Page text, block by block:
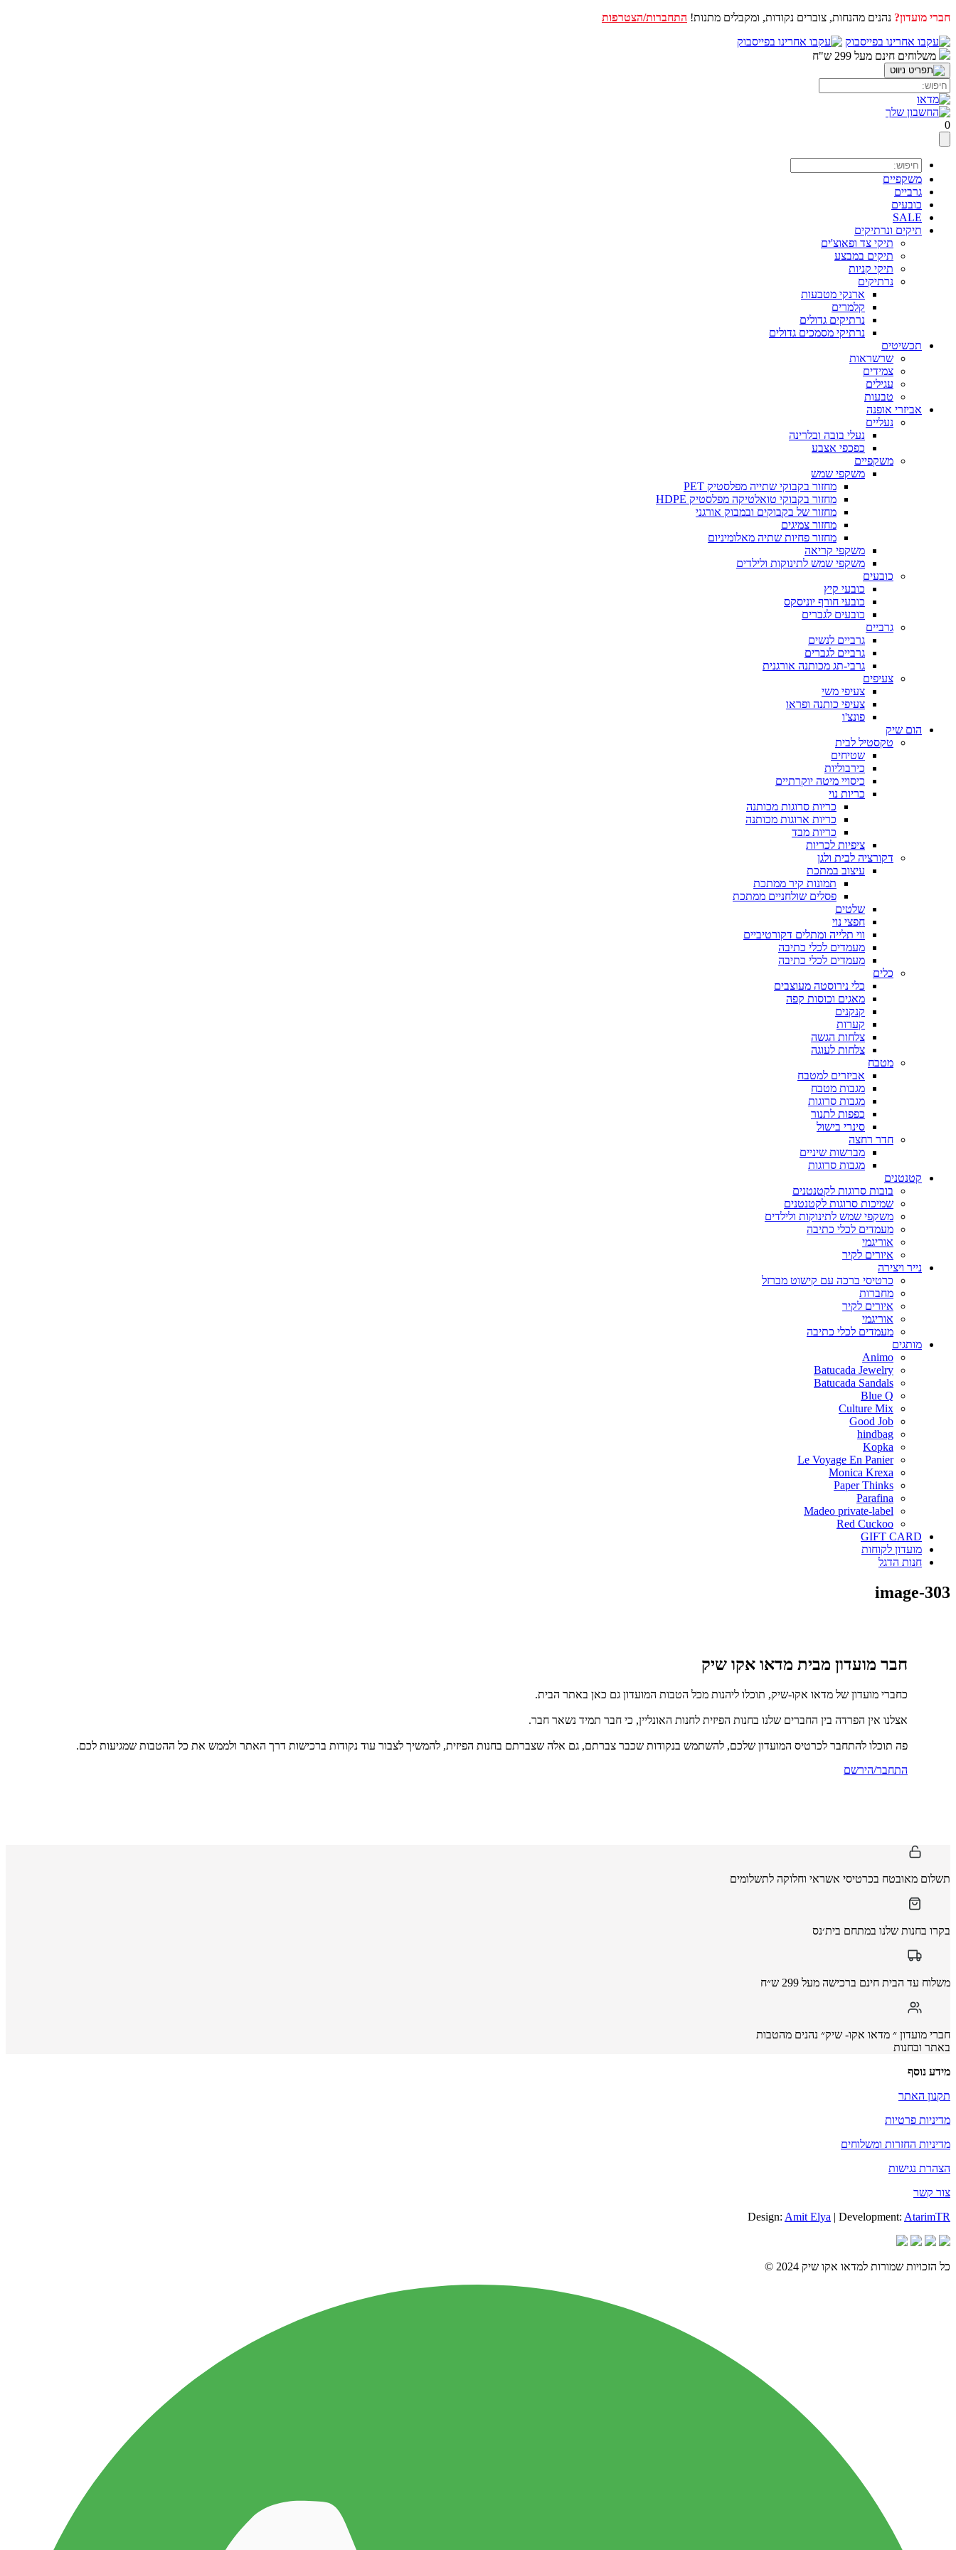
חברי מועדון? נהנים מהנחות, צוברים נקודות, ומקבלים מתנות! התחברות/הצטרפות
דלג
לתוכןמשלוחים חינם מעל 299 ש"ח
0
משקפיים
גרביים
כובעים
SALE
תיקים ונרתיקים
תיקי צד ופאוצ'ים
תיקים במבצע
תיקי קניות
נרתיקים
ארנקי מטבעות
קלמרים
נרתיקים גדולים
נרתיקי מסמכים גדולים
תכשיטים
שרשראות
צמידים
עגילים
טבעות
אביזרי אופנה
נעליים
נעלי בובה ובלרינה
כפכפי אצבע
משקפיים
משקפי שמש
מחזור בקבוקי שתייה מפלסטיק PET
מחזור בקבוקי טואלטיקה מפלסטיק HDPE
מחזור של בקבוקים ובמבוק אורגני
מחזור צמיגים
מחזור פחיות שתיה מאלומיניום
משקפי קריאה
משקפי שמש לתינוקות ולילדים
כובעים
כובעי קיץ
כובעי חורף יוניסקס
כובעים לגברים
גרביים
גרביים לנשים
גרביים לגברים
גרבי-תג מכותנה אורגנית
צעיפים
צעיפי משי
צעיפי כותנה ופראו
פונצ'ו
הום שיק
טקסטיל לבית
שטיחים
כירבוליות
כיסויי מיטה יוקרתיים
כריות נוי
כריות סרוגות מכותנה
כריות ארוגות מכותנה
כריות מבד
ציפיות לכריות
דקורציה לבית ולגן
עיצוב במתכת
תמונות קיר ממתכת
פסלים שולחניים ממתכת
שלטים
חפצי נוי
ווי תלייה ומתלים דקורטיביים
מעמדים לכלי כתיבה
מעמדים לכלי כתיבה
כלים
כלי נירוסטה מעוצבים
מאגים וכוסות קפה
קנקנים
קערות
צלחות הגשה
צלחות לעוגה
מטבח
אביזרים למטבח
מגבות מטבח
מגבות סרוגות
כפפות לתנור
סינרי בישול
חדר רחצה
מברשות שיניים
מגבות סרוגות
קטנטנים
בובות סרוגות לקטנטנים
שמיכות סרוגות לקטנטנים
משקפי שמש לתינוקות ולילדים
מעמדים לכלי כתיבה
אוריגמי
איורים לקיר
נייר ויצירה
כרטיסי ברכה עם קישוט מברזל
מחברות
איורים לקיר
אוריגמי
מעמדים לכלי כתיבה
מותגים
Animo
Batucada Jewelry
Batucada Sandals
Blue Q
Culture Mix
Good Job
hindbag
Kopka
Le Voyage En Panier
Monica Krexa
Paper Thinks
Parafina
Madeo private-label
Red Cuckoo
GIFT CARD
מועדון לקוחות
חנות הדגל
image-303
חבר מועדון מבית מדאו אקו שיק
כחברי מועדון של מדאו אקו-שיק, תוכלו ליהנות מכל הטבות המועדון גם כאן באתר הבית.
אצלנו אין הפרדה בין החברים שלנו בחנות הפיזית לחנות האונליין, כי חבר תמיד נשאר חבר.
פה תוכלו להתחבר לכרטיס המועדון שלכם, להשתמש בנקודות שכבר צברתם, גם אלה שצברתם בחנות הפיזית, להמשיך לצבור עוד נקודות ברכישות דרך האתר ולממש את כל ההטבות שמגיעות לכם.
התחבר/הירשם
תשלום מאובטח בכרטיסי אשראי וחלוקה לתשלומים
בקרו בחנות שלנו במתחם בית׳נס
משלוח עד הבית חינם ברכישה מעל 299 ש״ח
חברי מועדון ״ מדאו אקו- שיק״ נהנים מהטבות
באתר ובחנות
מידע נוסף
תקנון האתר
מדיניות פרטיות
מדיניות החזרות ומשלוחים
הצהרת נגישות
צור קשר
Design: Amit Elya | Development: AtarimTR
כל הזכויות שמורות למדאו אקו שיק 2024 ©